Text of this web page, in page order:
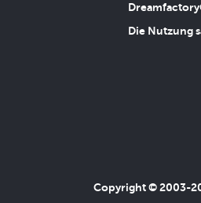
Die Nutzung
Copyright © 2003-